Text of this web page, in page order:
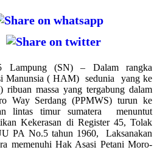
Lampung (SN) – Dalam rangka
Manunsia ( HAM) sedunia yang ke
massa yang tergabung dalam
Way Serdang (PPMWS) turun ke
lintas timur sumatera menuntut
Kekerasan di Register 45, Tolak
PA No.5 tahun 1960, Laksanakan
memenuhi Hak Asasi Petani Moro-